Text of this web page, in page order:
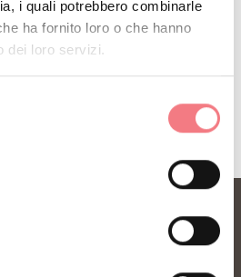
i quali potrebbero combinarle
ha fornito loro o che hanno
dei loro servizi.